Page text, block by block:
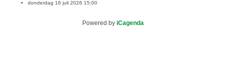
donderdag 16 juli 2026 15:00
Powered by iCagenda